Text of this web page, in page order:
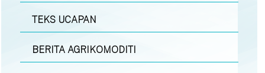
TEKS UCAPAN
BERITA AGRIKOMODITI